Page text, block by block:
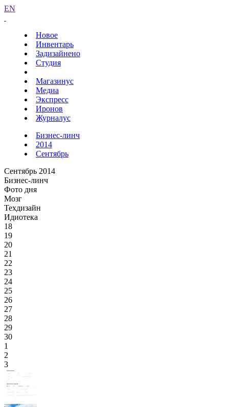
EN
Новое
Инвентарь
Задизайнено
Студия
Магазинус
Медиа
Экспресс
Иронов
Журналус
Бизнес-линч
2014
Сентябрь
Сентябрь 2014
Бизнес-линч
Фото дня
Мозг
Техдизайн
Идиотека
18
19
20
21
22
23
24
25
26
27
28
29
30
1
2
3